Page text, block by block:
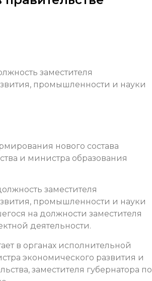
заместителя
промышленности и науки
нового состава
и министра образования
заместителя
промышленности и науки
на должности заместителя
деятельности.
в органах исполнительной
экономического развития и
заместителя губернатора по